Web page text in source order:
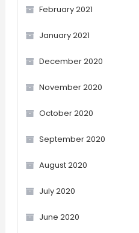
February 2021
January 2021
December 2020
November 2020
October 2020
September 2020
August 2020
July 2020
June 2020